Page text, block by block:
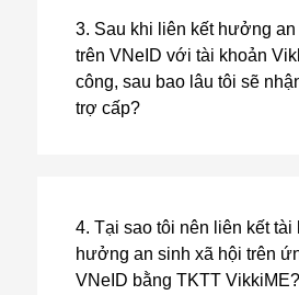
3. Sau khi liên kết hưởng an
trên VNeID với tài khoản
công, sau bao lâu tôi sẽ
trợ cấp?
4. Tại sao tôi nên liên kết tài
hưởng an sinh xã hội trên
VNeID bằng TKTT VikkiME?